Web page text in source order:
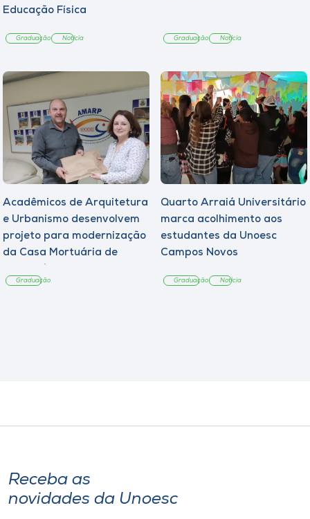
Educação Física
Graduação Notícia Graduação Notícia
Acadêmicos de Arquitetura
e Urbanismo desenvolvem
projeto para modernização
da Casa Mortuária de
Graduação
Quarto Arraiá Universitário
marca acolhimento aos
estudantes da Unoesc
Campos Novos
Graduação Notícia
Receba as
novidades da Unoesc